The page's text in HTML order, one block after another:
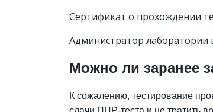
Сертификат о прохождении
Администратор лаборатории
Можно ли заранее
К сожалению, тестирование